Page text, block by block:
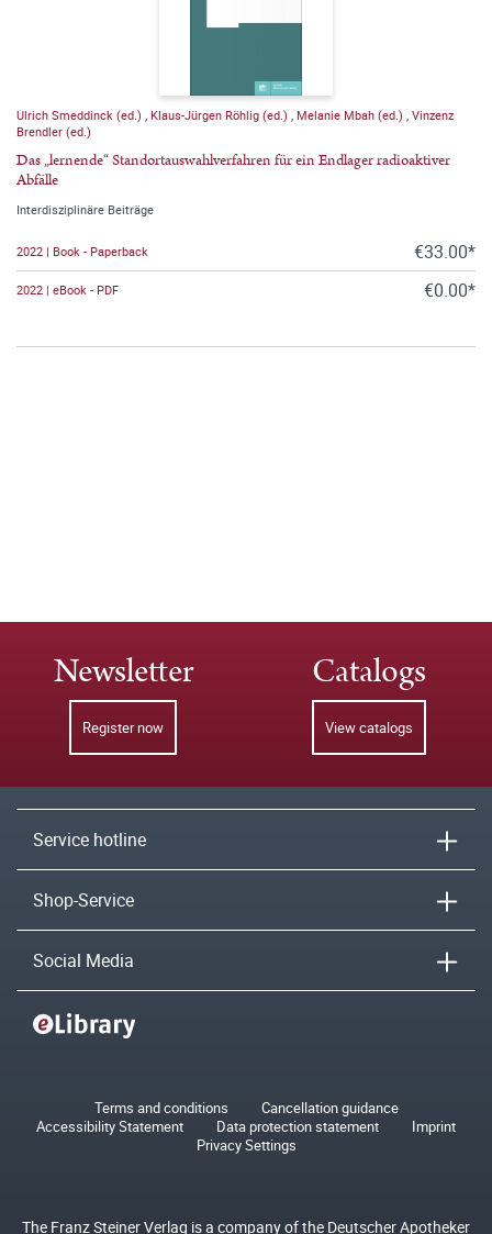
Ulrich Smeddinck (ed.) Klaus-Jürgen Röhlig (ed.) Melanie Mbah (ed.) Vinzenz
Brendler (ed.)
Das „lernende“ Standortauswahlverfahren für ein Endlager radioaktiver
Abfälle
Interdisziplinäre Beiträge
2022 | Book - Paperback €33.00*
2022 | eBook - PDF €0.00*
Newsletter
Register now
Catalogs
View catalogs
Service hotline
Shop-Service
Social Media
Terms and conditions
Cancellation guidance
Accessibility Statement
Data protection statement
Imprint
Privacy Settings
The Franz Steiner Verlag is a company of the Deutscher Apotheker